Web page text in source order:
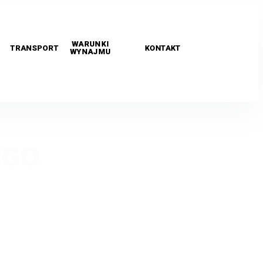
TRANSPORT
WARUNKI
WYNAJMU
KONTAKT